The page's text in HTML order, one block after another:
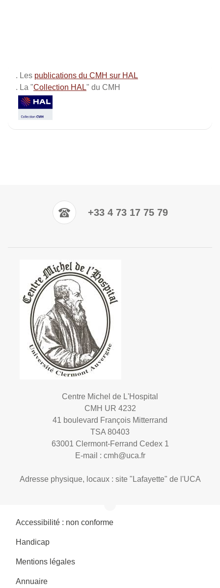
. Les publications du CMH sur HAL
. La "Collection HAL" du CMH
+33 4 73 17 75 79
Centre Michel de L'Hospital
CMH UR 4232
41 boulevard François Mitterrand
TSA 80403
63001 Clermont-Ferrand Cedex 1
E-mail : cmh@uca.fr
Adresse physique, locaux : site "Lafayette" de l'UCA
Accessibilité : non conforme
Handicap
Mentions légales
Annuaire